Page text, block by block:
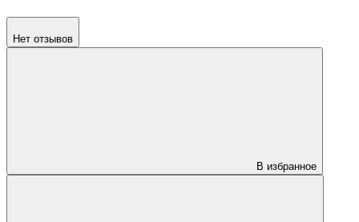
Нет отзывов
В избранное